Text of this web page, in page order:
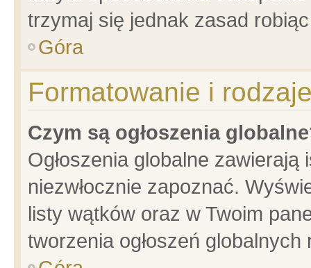
trzymaj się jednak zasad
Góra
Formatowanie i
Czym są ogłoszenia
Ogłoszenia globalne
niezwłocznie zapoznać.
listy wątków oraz w Twoim
tworzenia ogłoszeń